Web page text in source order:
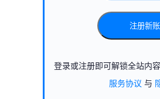
注册新
登录或注册即可解锁全站内
服务协议 与